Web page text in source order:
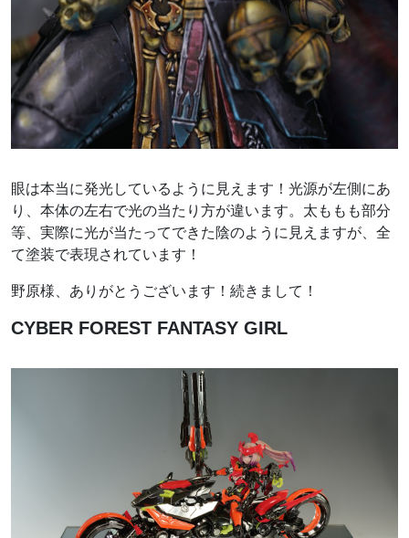
眼は本当に発光しているように見えます！光源が左側にあ
り、本体の左右で光の当たり方が違います。太ももも部分
等、実際に光が当たってできた陰のように見えますが、全
て塗装で表現されています！
野原様、ありがとうございます！続きまして！
CYBER FOREST FANTASY GIRL